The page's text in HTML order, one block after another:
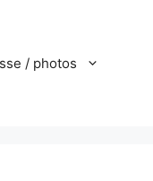
/ photos